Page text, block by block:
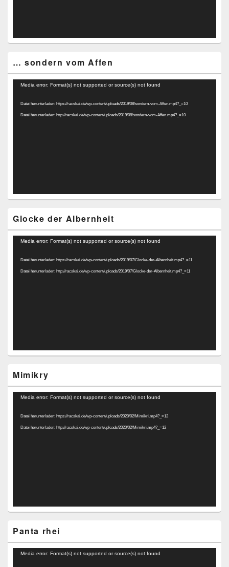
… sondern vom Affen
Video-
Media error: Format(s) not supported or source(s) not found
Datei herunterladen: https://racskai.de/wp-content/uploads/2019/08/sondern-vom-Affen.mp4?_=10
Datei herunterladen: http://racskai.de/wp-content/uploads/2019/08/sondern-vom-Affen.mp4?_=10
Glocke der Albernheit
Video-
Media error: Format(s) not supported or source(s) not found
Datei herunterladen: https://racskai.de/wp-content/uploads/2019/07/Glocke-der-Albernheit.mp4?_=11
Datei herunterladen: http://racskai.de/wp-content/uploads/2019/07/Glocke-der-Albernheit.mp4?_=11
Mimikry
Video-
Media error: Format(s) not supported or source(s) not found
Datei herunterladen: https://racskai.de/wp-content/uploads/2020/02/Mimikri.mp4?_=12
Datei herunterladen: http://racskai.de/wp-content/uploads/2020/02/Mimikri.mp4?_=12
Panta rhei
Video-
Media error: Format(s) not supported or source(s) not found